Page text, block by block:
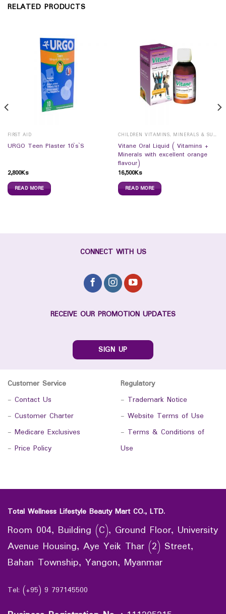
RELATED PRODUCTS
FIRST AID
URGO Teen Plaster 10`s`S
2,800Ks
READ MORE
CHILDREN VITAMINS, MINERALS & SUPPLEMENTS
Vitane Oral Liquid ( Vitamins +
Minerals with excellent orange
flavour)
16,500Ks
READ MORE
CONNECT WITH US
RECEIVE OUR PROMOTION UPDATES
SIGN UP
Customer Service
- Contact Us
- Customer Charter
- Medicare Exclusives
- Price Policy
Regulatory
- Trademark Notice
- Website Terms of Use
- Terms & Conditions of
Use
Total Wellness Lifestyle Beauty Mart CO., LTD.
Room 004, Building (C), Ground Floor, University
Avenue Housing, Aye Yeik Thar (2) Street,
Bahan Township, Yangon, Myanmar
Tel: (+95) 9 797145500